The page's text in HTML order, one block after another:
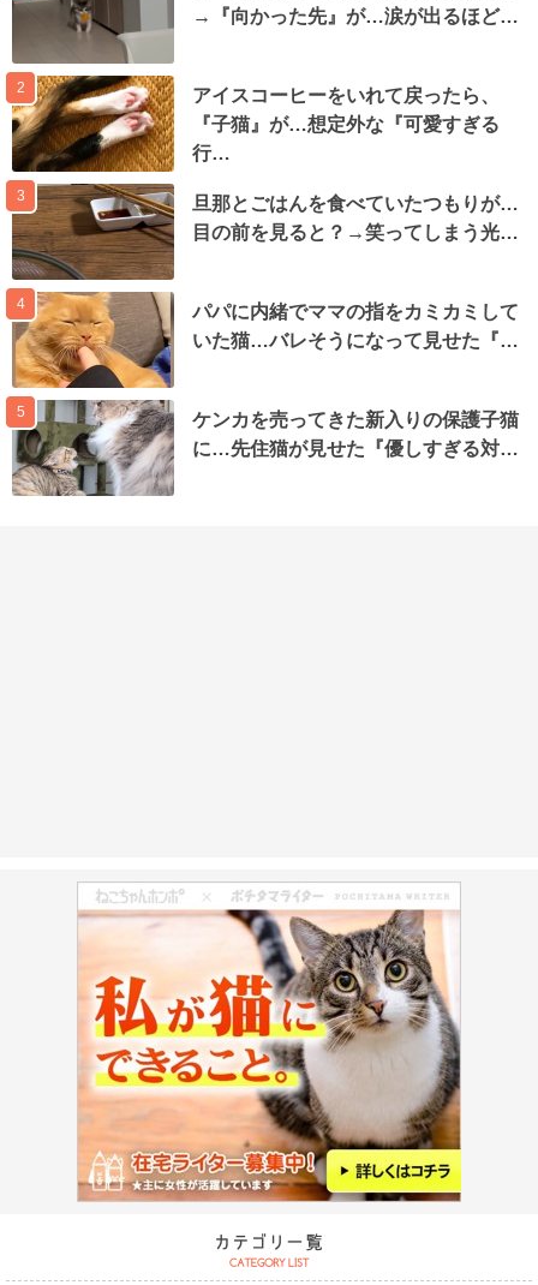
→『向かった先』が…涙が出るほど…
2
アイスコーヒーをいれて戻ったら、
『子猫』が…想定外な『可愛すぎる
行…
3
旦那とごはんを食べていたつもりが…
目の前を見ると？→笑ってしまう光…
4
パパに内緒でママの指をカミカミして
いた猫…バレそうになって見せた『…
5
ケンカを売ってきた新入りの保護子猫
に…先住猫が見せた『優しすぎる対…